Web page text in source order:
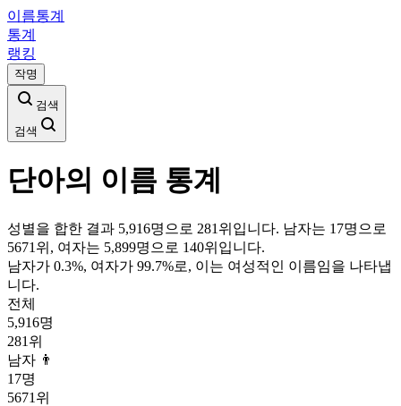
이름통계
통계
랭킹
작명
검색
검색
단아의 이름 통계
성별을 합한 결과 5,916명으로 281위입니다. 남자는 17명으로
5671위, 여자는 5,899명으로 140위입니다.
남자가 0.3%, 여자가 99.7%로, 이는 여성적인 이름임을 나타냅
니다.
전체
5,916명
281 위
남자 👨
17명
5671 위